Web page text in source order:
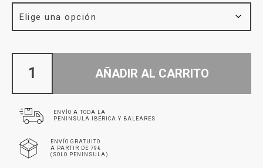
AÑADIR AL CARRITO
ENVÍO A TODA LA
PENINSULA IBÉRICA Y BALEARES
ENVÍO GRATUITO
A PARTIR DE 79€
(SOLO PENINSULA)